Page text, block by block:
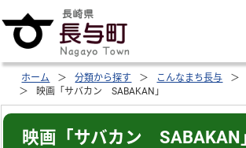
ホーム 分類から探す こんなまち長与
映画「サバカン SABAKAN」
映画「サバカン SABAKAN